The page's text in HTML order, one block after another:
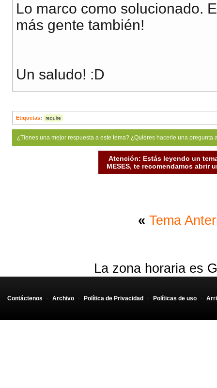
Lo marco como solucionado.
más gente también!
Un saludo! :D
Etiquetas: require
¿Tienes una mejor respuesta a este tema? ¿Quiéres hacerle una
Atención: Estás leyendo un
MESES, te recomendamos abrir
« Tema
La zona horaria es
Contáctenos - Archivo - Política de Privacidad - Políticas de uso -